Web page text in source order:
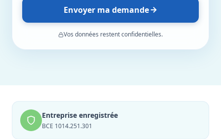
Envoyer ma demande
Vos données restent confidentielles.
Entreprise enregistrée
BCE 1014.251.301